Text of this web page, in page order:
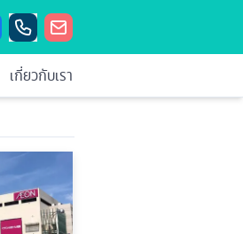
เกี่ยวกับเรา